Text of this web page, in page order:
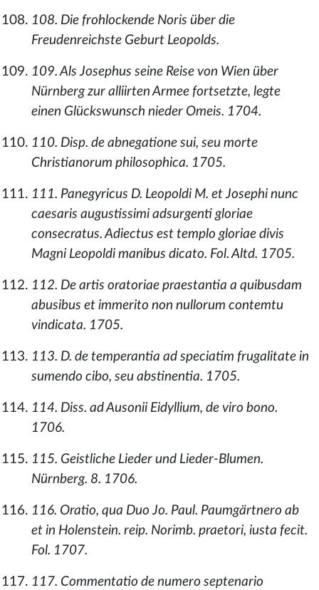
108. Die frohlockende Noris über die
Freudenreichste Geburt Leopolds.
109. Als Josephus seine Reise von Wien über
Nürnberg zur alliirten Armee fortsetzte, legte
einen Glückswunsch nieder Omeis. 1704.
110. Disp. de abnegatione sui, seu morte
Christianorum philosophica. 1705.
111. Panegyricus D. Leopoldi M. et Josephi nunc
caesaris augustissimi adsurgenti gloriae
consecratus. Adiectus est templo gloriae divis
Magni Leopoldi manibus dicato. Fol. Altd. 1705.
112. De artis oratoriae praestantia a quibusdam
abusibus et immerito non nullorum contemtu
vindicata. 1705.
113. D. de temperantia ad speciatim frugalitate in
sumendo cibo, seu abstinentia. 1705.
114. Diss. ad Ausonii Eidyllium, de viro bono.
1706.
115. Geistliche Lieder und Lieder-Blumen.
Nürnberg. 8. 1706.
116. Oratio, qua Duo Jo. Paul. Paumgärtnero ab
et in Holenstein. reip. Norimb. praetori, iusta fecit.
Fol. 1707.
117. Commentatio de numero septenario